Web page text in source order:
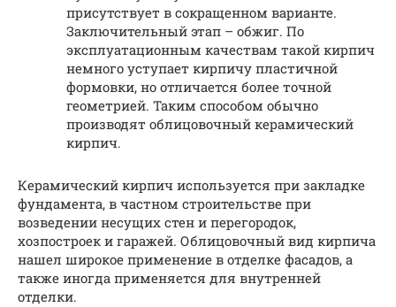
присутствует в сокращенном варианте.
Заключительный этап – обжиг. По
эксплуатационным качествам такой кирпич
немного уступает кирпичу пластичной
формовки, но отличается более точной
геометрией. Таким способом обычно
производят облицовочный керамический
кирпич.
Керамический кирпич используется при закладке
фундамента, в частном строительстве при
возведении несущих стен и перегородок,
хозпостроек и гаражей. Облицовочный вид кирпича
нашел широкое применение в отделке фасадов, а
также иногда применяется для внутренней
отделки.